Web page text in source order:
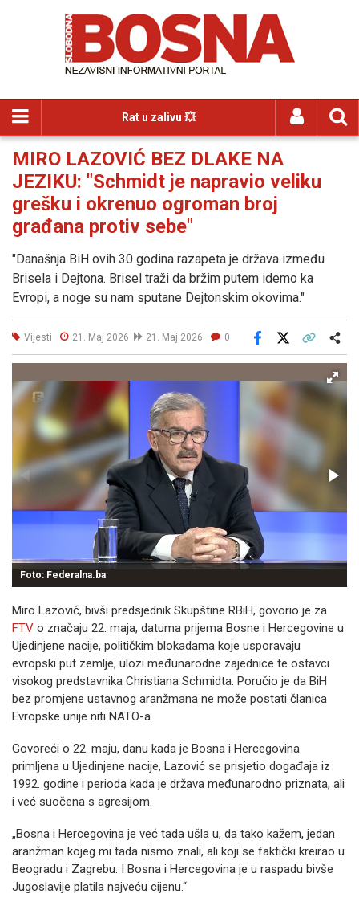
Rat u zalivu 💥
MIRO LAZOVIĆ BEZ DLAKE NA
JEZIKU: "Schmidt je napravio veliku
grešku i okrenuo ogroman broj
građana protiv sebe"
"Današnja BiH ovih 30 godina razapeta je država između
Brisela i Dejtona. Brisel traži da bržim putem idemo ka
Evropi, a noge su nam sputane Dejtonskim okovima."
Vijesti 21. Maj 2026 21. Maj 2026 0
Facebook
Foto: Federalna.ba
Miro Lazović, bivši predsjednik Skupštine RBiH, govorio je za
FTV o značaju 22. maja, datuma prijema Bosne i Hercegovine u
Ujedinjene nacije, političkim blokadama koje usporavaju
evropski put zemlje, ulozi međunarodne zajednice te ostavci
visokog predstavnika Christiana Schmidta. Poručio je da BiH
bez promjene ustavnog aranžmana ne može postati članica
Evropske unije niti NATO-a.
Govoreći o 22. maju, danu kada je Bosna i Hercegovina
primljena u Ujedinjene nacije, Lazović se prisjetio događaja iz
1992. godine i perioda kada je država međunarodno priznata, ali
i već suočena s agresijom.
„Bosna i Hercegovina je već tada ušla u, da tako kažem, jedan
aranžman kojeg mi tada nismo znali, ali koji se faktički kreirao u
Beogradu i Zagrebu. I Bosna i Hercegovina je u raspadu bivše
Jugoslavije platila najveću cijenu.“